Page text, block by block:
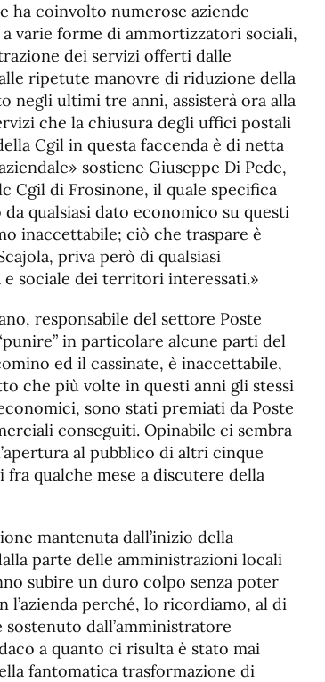
ha coinvolto numerose aziende
varie forme di ammortizzatori sociali,
dei servizi offerti dalle
ripetute manovre di riduzione della
negli ultimi tre anni, assisterà ora alla
che la chiusura degli uffici postali
Cgil in questa faccenda è di netta
sostiene Giuseppe Di Pede,
Cgil di Frosinone, il quale specifica
qualsiasi dato economico su questi
inaccettabile; ciò che traspare è
priva però di qualsiasi
sociale dei territori interessati.»
responsabile del settore Poste
in particolare alcune parti del
ed il cassinate, è inaccettabile,
che più volte in questi anni gli stessi
sono stati premiati da Poste
conseguiti. Opinabile ci sembra
al pubblico di altri cinque
qualche mese a discutere della
mantenuta dall’inizio della
parte delle amministrazioni locali
subire un duro colpo senza poter
l’azienda perché, lo ricordiamo, al di
dall’amministratore
a quanto ci risulta è stato mai
fantomatica trasformazione di